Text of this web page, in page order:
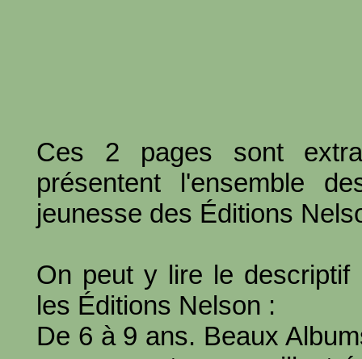
Ces 2 pages sont
présentent l'ensemble
jeunesse des Éditions
On peut y lire le
les Éditions Nelson :
De 6 à 9 ans. Beaux